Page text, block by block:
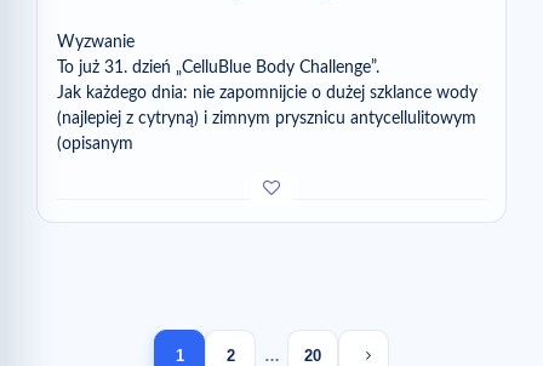
Wyzwanie
To już 31. dzień „CelluBlue Body Challenge”.
Jak każdego dnia: nie zapomnijcie o dużej szklance wody
(najlepiej z cytryną) i zimnym prysznicu antycellulitowym
(opisanym
1 2 … 20 Next page